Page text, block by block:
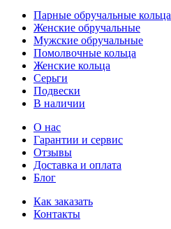
Парные обручальные кольца
Женские обручальные
Мужские обручальные
Помолвочные кольца
Женские кольца
Серьги
Подвески
В наличии
О нас
Гарантии и сервис
Отзывы
Доставка и оплата
Блог
Как заказать
Контакты